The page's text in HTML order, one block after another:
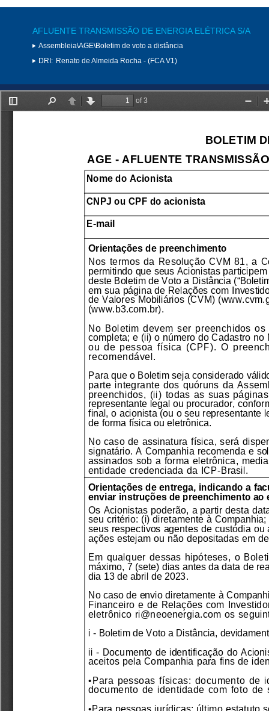
AFLUENTE TRANSMISSÃO DE ENERGIA ELÉTRICA S/A
Assembleia\AGE\Boletim de voto a distância
DRI: Renato de Almeida Rocha - (FCA V1)